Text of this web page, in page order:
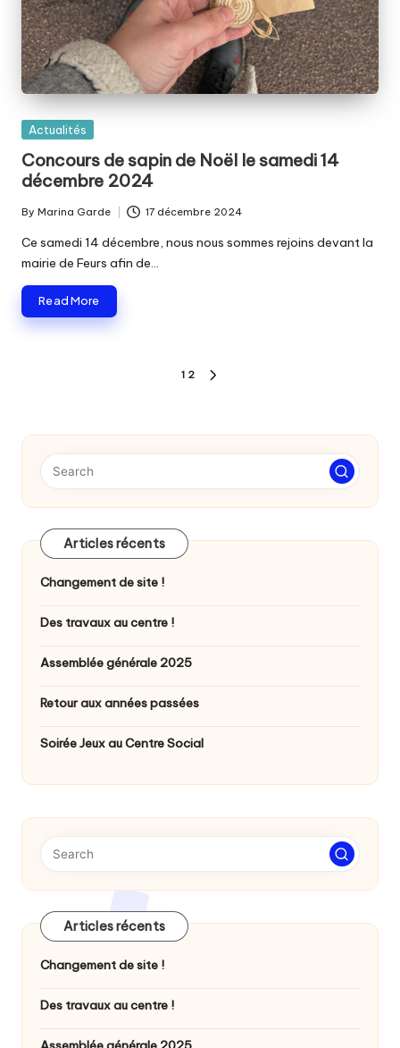
Posted
Actualités
Concours de sapin de Noël le samedi 14
décembre 2024
Posted
by
By Marina Garde 17 décembre 2024
Ce samedi 14 décembre, nous nous sommes rejoins devant la
mairie de Feurs afin de…
Read More
publications
1 2
Articles récents
Changement de site !
Des travaux au centre !
Assemblée générale 2025
Retour aux années passées
Soirée Jeux au Centre Social
Articles récents
Changement de site !
Des travaux au centre !